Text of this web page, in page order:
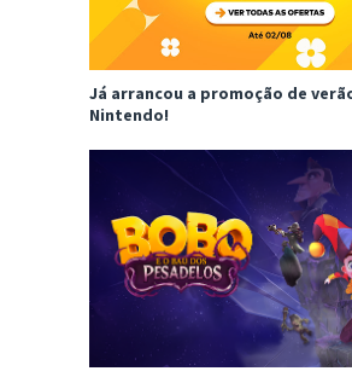
Já arrancou a promoção de
Nintendo!